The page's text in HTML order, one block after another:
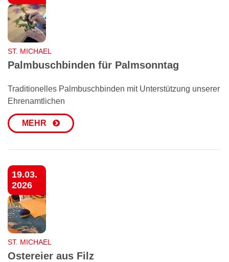
ST. MICHAEL
Palmbuschbinden für Palmsonntag
Traditionelles Palmbuschbinden mit Unterstützung unserer
Ehrenamtlichen
MEHR
19.03.
2026
ST. MICHAEL
Ostereier aus Filz